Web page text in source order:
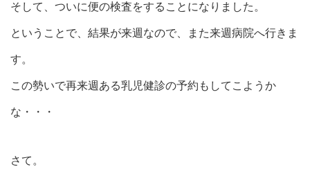
そして、ついに便の検査をすることになりました。
ということで、結果が来週なので、また来週病院へ行きま
す。
この勢いで再来週ある乳児健診の予約もしてこようか
な・・・
さて。